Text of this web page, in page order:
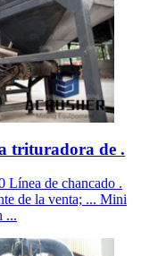
trituradora de .
Línea de chancado .
de la venta; ... Mini
...